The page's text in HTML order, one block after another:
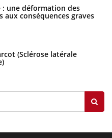
: une déformation des
aux conséquences graves
(Sclérose latérale